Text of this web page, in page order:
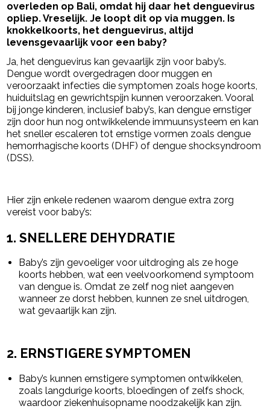
overleden op Bali, omdat hij daar het denguevirus
opliep. Vreselijk. Je loopt dit op via muggen. Is
knokkelkoorts, het denguevirus, altijd
levensgevaarlijk voor een baby?
Ja, het denguevirus kan gevaarlijk zijn voor baby’s.
Dengue wordt overgedragen door muggen en
veroorzaakt infecties die symptomen zoals hoge koorts,
huiduitslag en gewrichtspijn kunnen veroorzaken. Vooral
bij jonge kinderen, inclusief baby’s, kan dengue ernstiger
zijn door hun nog ontwikkelende immuunsysteem en kan
het sneller escaleren tot ernstige vormen zoals dengue
hemorrhagische koorts (DHF) of dengue shocksyndroom
(DSS).
Hier zijn enkele redenen waarom dengue extra zorg
vereist voor baby’s:
1.SNELLERE DEHYDRATIE
Baby’s zijn gevoeliger voor uitdroging als ze hoge
koorts hebben, wat een veelvoorkomend symptoom
van dengue is. Omdat ze zelf nog niet aangeven
wanneer ze dorst hebben, kunnen ze snel uitdrogen,
wat gevaarlijk kan zijn.
2. ERNSTIGERE SYMPTOMEN
Baby’s kunnen ernstigere symptomen ontwikkelen,
zoals langdurige koorts, bloedingen of zelfs shock,
waardoor ziekenhuisopname noodzakelijk kan zijn.